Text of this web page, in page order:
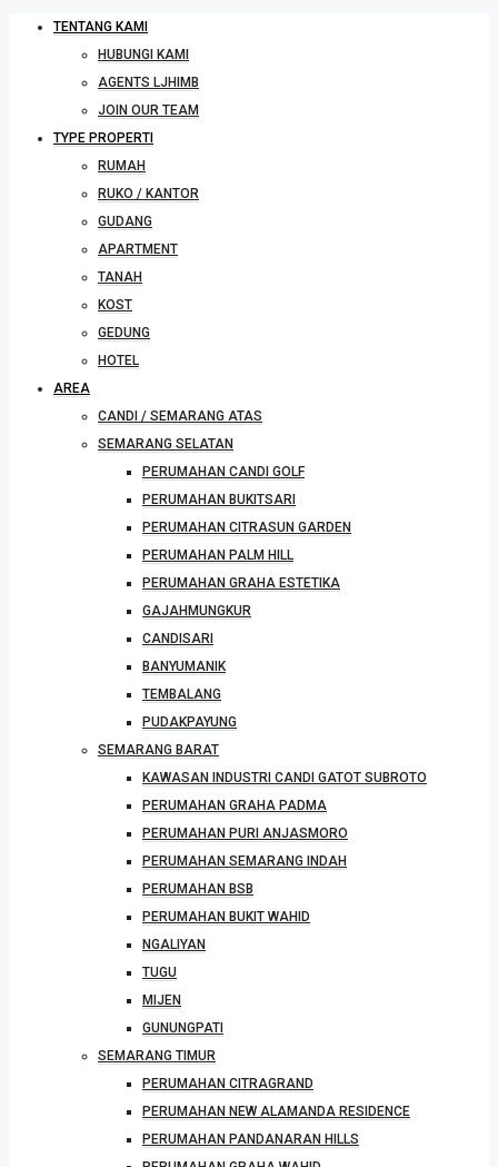
TENTANG KAMI
HUBUNGI KAMI
AGENTS LJHIMB
JOIN OUR TEAM
TYPE PROPERTI
RUMAH
RUKO / KANTOR
GUDANG
APARTMENT
TANAH
KOST
GEDUNG
HOTEL
AREA
CANDI / SEMARANG ATAS
SEMARANG SELATAN
PERUMAHAN CANDI GOLF
PERUMAHAN BUKITSARI
PERUMAHAN CITRASUN GARDEN
PERUMAHAN PALM HILL
PERUMAHAN GRAHA ESTETIKA
GAJAHMUNGKUR
CANDISARI
BANYUMANIK
TEMBALANG
PUDAKPAYUNG
SEMARANG BARAT
KAWASAN INDUSTRI CANDI GATOT SUBROTO
PERUMAHAN GRAHA PADMA
PERUMAHAN PURI ANJASMORO
PERUMAHAN SEMARANG INDAH
PERUMAHAN BSB
PERUMAHAN BUKIT WAHID
NGALIYAN
TUGU
MIJEN
GUNUNGPATI
SEMARANG TIMUR
PERUMAHAN CITRAGRAND
PERUMAHAN NEW ALAMANDA RESIDENCE
PERUMAHAN PANDANARAN HILLS